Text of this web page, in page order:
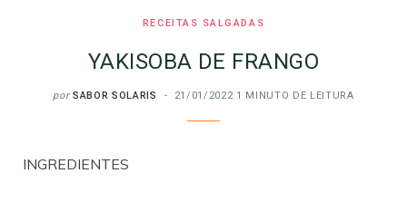
RECEITAS SALGADAS
YAKISOBA DE FRANGO
por SABOR SOLARIS 21/01/2022 1 MINUTO DE LEITURA
INGREDIENTES